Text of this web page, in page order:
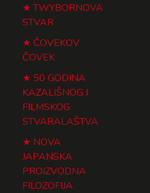
TWYBORNOVA
STVAR
ČOVEKOV
ČOVEK
50 GODINA
KAZALIŠNOG I
FILMSKOG
STVARALAŠTVA
NOVA
JAPANSKA
PROIZVODNA
FILOZOFIJA